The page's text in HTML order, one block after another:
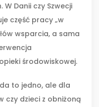
Danii czy Szwecji
część pracy „w
wsparcia, a sama
środowiskowej.
to jedno, ale dla
czy dzieci z obniżoną